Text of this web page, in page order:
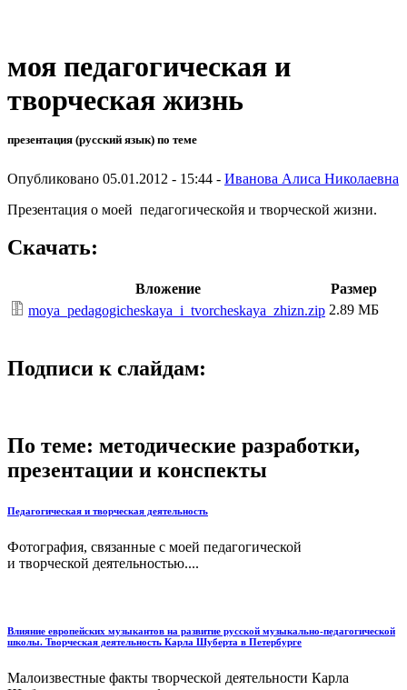
моя педагогическая и
творческая жизнь
презентация (русский язык) по теме
Опубликовано 05.01.2012 - 15:44 - Иванова Алиса Николаевна
Презентация о моей педагогическойя и творческой жизни.
Скачать:
Вложение
Размер
moya_pedagogicheskaya_i_tvorcheskaya_zhizn.zip 2.89 МБ
Подписи к слайдам:
По теме: методические разработки,
презентации и конспекты
Педагогическая и творческая деятельность
Фотография, связанные с моей педагогической
и творческой деятельностью....
Влияние европейских музыкантов на развитие русской музыкально-педагогической
школы. Творческая деятельность Карла Шуберта в Петербурге
Малоизвестные факты творческой деятельности Карла